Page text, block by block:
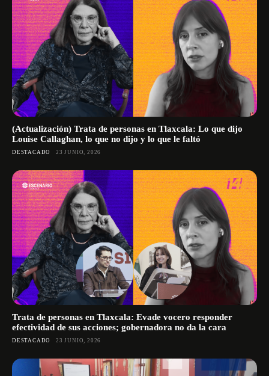
(Actualización) Trata de personas en Tlaxcala: Lo que dijo
Louise Callaghan, lo que no dijo y lo que le faltó
DESTACADO 23 JUNIO, 2026
Trata de personas en Tlaxcala: Evade vocero responder
efectividad de sus acciones; gobernadora no da la cara
DESTACADO 23 JUNIO, 2026